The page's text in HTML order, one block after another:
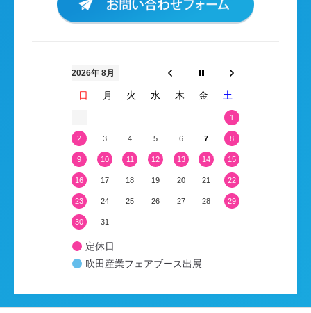
2026年 8月
日 月 火 水 木 金 土
1
2 3 4 5 6 7 8
9 10 11 12 13 14 15
16 17 18 19 20 21 22
23 24 25 26 27 28 29
30 31
定休日
吹田産業フェアブース出展